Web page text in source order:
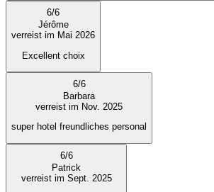
6/6
Jérôme
verreist im Mai 2026
Excellent choix
6/6
Barbara
verreist im Nov. 2025
super hotel freundliches personal
6/6
Patrick
verreist im Sept. 2025